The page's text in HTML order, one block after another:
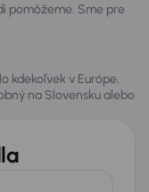
pomôžeme. Sme pre
kdekoľvek v Európe,
na Slovensku alebo